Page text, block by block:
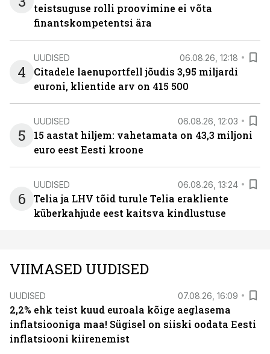
teistsuguse rolli proovimine ei võta
finantskompetentsi ära
4
UUDISED 06.08.26, 12:18
Citadele laenuportfell jõudis 3,95 miljardi
euroni, klientide arv on 415 500
5
UUDISED 06.08.26, 12:03
15 aastat hiljem: vahetamata on 43,3 miljoni
euro eest Eesti kroone
6
UUDISED 06.08.26, 13:24
Telia ja LHV tõid turule Telia erakliente
küberkahjude eest kaitsva kindlustuse
VIIMASED UUDISED
UUDISED 07.08.26, 16:09
2,2% ehk teist kuud euroala kõige aeglasema
inflatsiooniga maa! Sügisel on siiski oodata Eesti
inflatsiooni kiirenemist